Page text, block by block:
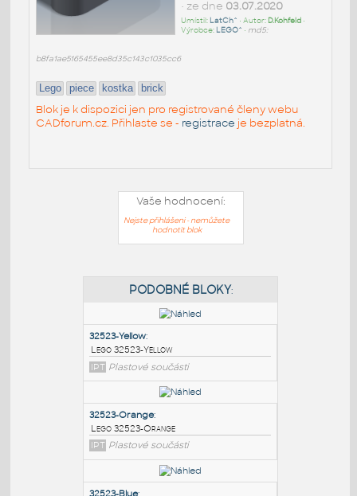
• ze dne 03.07.2020
Umístil: LatCh^ • Autor: D.Kohfeld•
Výrobce: LEGO^ • md5:
b8fa1ae5165455ee8d35c143c1035cc6
Lego piece kostka brick
Blok je k dispozici jen pro registrované členy webu
CADforum.cz. Přihlaste se - registrace je bezplatná.
Vaše hodnocení:
Nejste přihlášeni - nemůžete
hodnotit blok
PODOBNÉ BLOKY
32523-Yellow:
Lego 32523-Yellow